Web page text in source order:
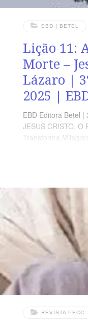
EBD | BETEL
Lição 11:
Morte –
Lázaro |
2025 |
EBD Editora Betel |
JESUS CRISTO, O
Transforma
ressuscitasse dos
APLICADA A
segurança
fundamento da
Compreender que
REVISTA PECC